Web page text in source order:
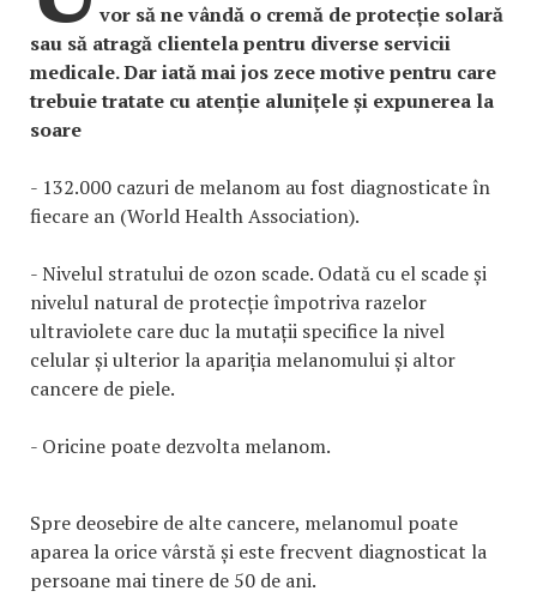
vor să ne vândă o cremă de protecție solară
sau să atragă clientela pentru diverse servicii
medicale. Dar iată mai jos zece motive pentru care
trebuie tratate cu atenție alunițele și expunerea la
soare
- 132.000 cazuri de melanom au fost diagnosticate în
fiecare an (World Health Association).
- Nivelul stratului de ozon scade. Odată cu el scade și
nivelul natural de protecție împotriva razelor
ultraviolete care duc la mutații specifice la nivel
celular și ulterior la apariția melanomului și altor
cancere de piele.
- Oricine poate dezvolta melanom.
Spre deosebire de alte cancere, melanomul poate
aparea la orice vârstă și este frecvent diagnosticat la
persoane mai tinere de 50 de ani.